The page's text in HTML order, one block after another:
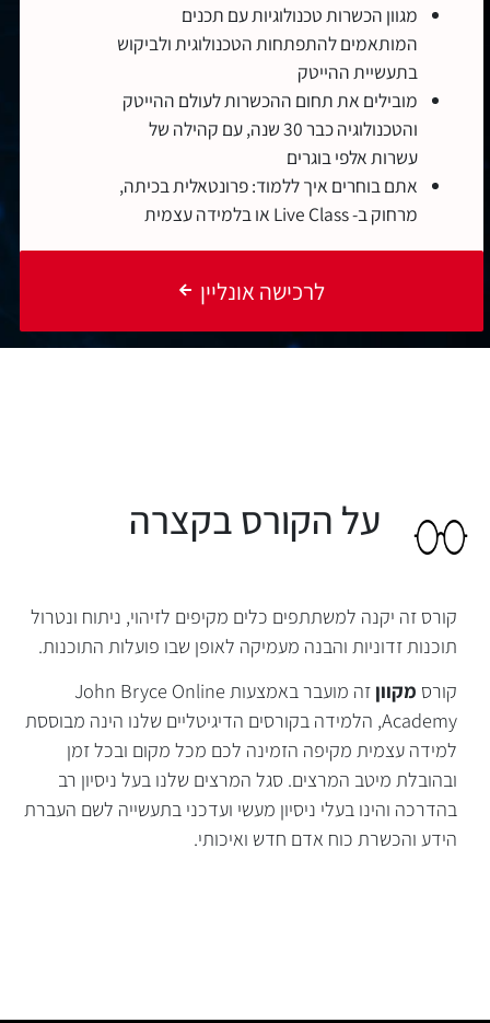
מגוון הכשרות טכנולוגיות עם תכנים
המותאמים להתפתחות הטכנולוגית ולביקוש
בתעשיית ההייטק
מובילים את תחום ההכשרות לעולם ההייטק
והטכנולוגיה כבר 30 שנה, עם קהילה של
עשרות אלפי בוגרים
אתם בוחרים איך ללמוד: פרונטאלית בכיתה,
מרחוק ב- Live Class או בלמידה עצמית
לרכישה אונליין
על הקורס בקצרה
קורס זה יקנה למשתתפים כלים מקיפים לזיהוי, ניתוח ונטרול
תוכנות זדוניות והבנה מעמיקה לאופן שבו פועלות התוכנות.
קורס מקוון
זה מועבר באמצעות John Bryce Online
Academy, הלמידה בקורסים הדיגיטליים שלנו הינה מבוססת
למידה עצמית מקיפה הזמינה לכם מכל מקום ובכל זמן
ובהובלת מיטב המרצים. סגל המרצים שלנו בעל ניסיון רב
בהדרכה והינו בעלי ניסיון מעשי ועדכני בתעשייה לשם העברת
הידע והכשרת כוח אדם חדש ואיכותי.